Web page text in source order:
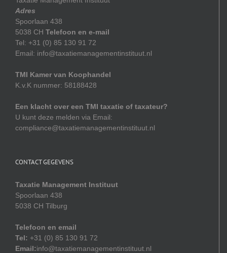
Adres
Spoorlaan 438
5038 CH Telefoon en e-mail
Tel: +31 (0) 85 130 91 72
Email: info@taxatiemanagementinstituut.nl
TMI Kamer van Koophandel
K.v.K nummer: 58188428
Een klacht over een TMI taxatie of taxateur?
U kunt deze melden via Email:
compliance@taxatiemanagementinstituut.nl
CONTACT GEGEVENS
Taxatie Management Instituut
Spoorlaan 438
5038 CH Tilburg
Telefoon en email
Tel: +31 (0) 85 130 91 72
Email:info@taxatiemanagementinstituut.nl